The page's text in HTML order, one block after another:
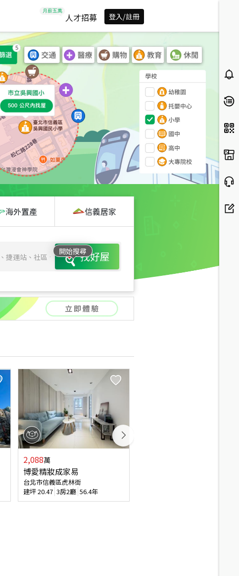
人才招募 登入/註冊
海外置產 信義居家
開始搜尋
找好屋
2,088萬
博愛精妝成家易
台北市信義區虎林街
建坪20.47 3房2廳 56.4年